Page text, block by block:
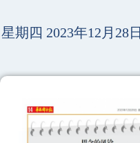
星期四 2023年12月28日